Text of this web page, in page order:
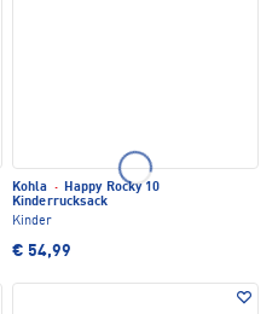
Kohla · Happy Rocky 10
Kinderrucksack
Kinder
€ 54,99